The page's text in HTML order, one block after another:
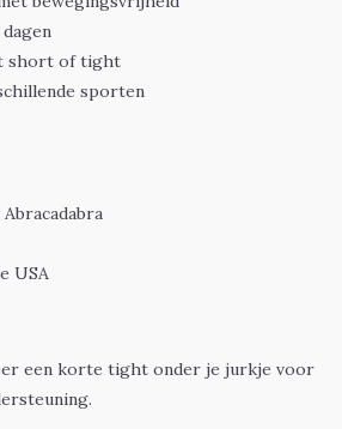
short of tight
sporten
USA
een korte tight onder je jurkje voor